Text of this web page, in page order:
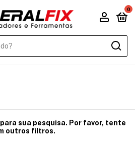
0
sua pesquisa. Por favor, tente
outros filtros.